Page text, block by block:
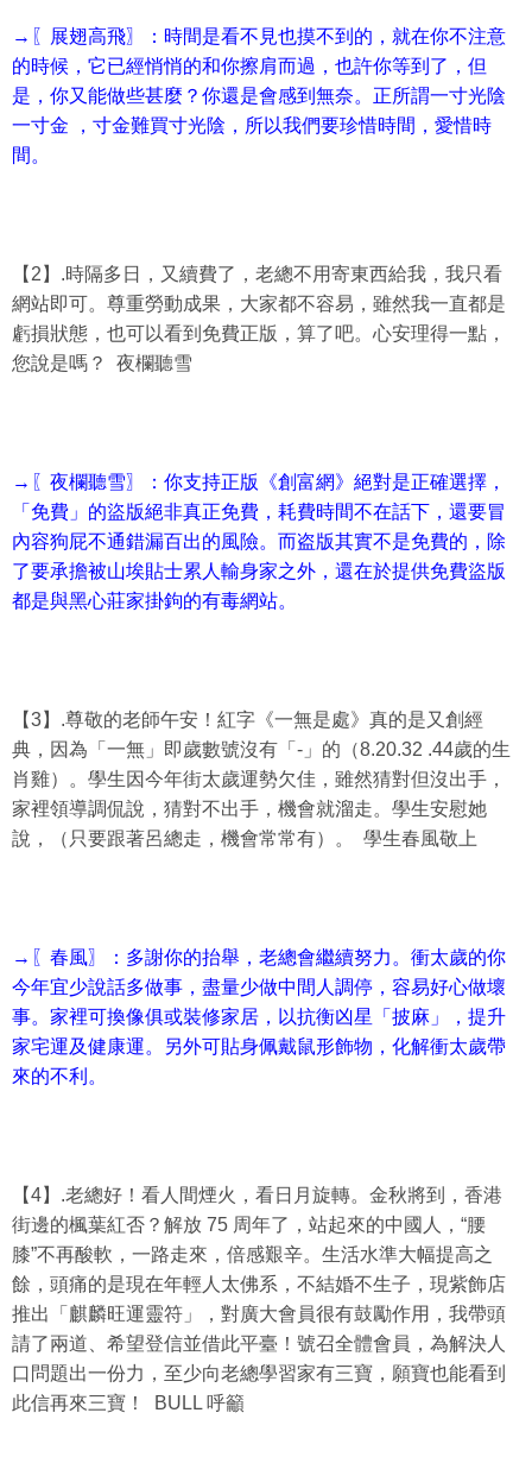
→〖展翅高飛〗：時間是看不見也摸不到的，就在你不注意
的時候，它已經悄悄的和你擦肩而過，也許你等到了，但
是，你又能做些甚麼？你還是會感到無奈。正所謂一寸光陰
一寸金 ，寸金難買寸光陰，所以我們要珍惜時間，愛惜時
間。
【2】.時隔多日，又續費了，老總不用寄東西給我，我只看
網站即可。尊重勞動成果，大家都不容易，雖然我一直都是
虧損狀態，也可以看到免費正版，算了吧。心安理得一點，
您說是嗎？ 夜欄聽雪
→〖夜欄聽雪〗：你支持正版《創富網》絕對是正確選擇，
「免費」的盜版絕非真正免費，耗費時間不在話下，還要冒
內容狗屁不通錯漏百出的風險。而盗版其實不是免費的，除
了要承擔被山埃貼士累人輸身家之外，還在於提供免費盜版
都是與黑心莊家掛鉤的有毒網站。
【3】.尊敬的老師午安！紅字《一無是處》真的是又創經
典，因為「一無」即歲數號沒有「-」的（8.20.32 .44歲的生
肖雞）。學生因今年街太歲運勢欠佳，雖然猜對但沒出手，
家裡領導調侃說，猜對不出手，機會就溜走。學生安慰她
說，（只要跟著呂總走，機會常常有）。 學生春風敬上
→〖春風〗：多謝你的抬舉，老總會繼續努力。衝太歲的你
今年宜少說話多做事，盡量少做中間人調停，容易好心做壞
事。家裡可換像俱或裝修家居，以抗衡凶星「披麻」，提升
家宅運及健康運。另外可貼身佩戴鼠形飾物，化解衝太歲帶
來的不利。
【4】.老總好！看人間煙火，看日月旋轉。金秋將到，香港
街邊的楓葉紅否？解放 75 周年了，站起來的中國人，“腰
膝”不再酸軟，一路走來，倍感艱辛。生活水準大幅提高之
餘，頭痛的是現在年輕人太佛系，不結婚不生子，現紫飾店
推出「麒麟旺運靈符」，對廣大會員很有鼓勵作用，我帶頭
請了兩道、希望登信並借此平臺！號召全體會員，為解決人
口問題出一份力，至少向老總學習家有三寶，願寶也能看到
此信再來三寶！ BULL 呼籲